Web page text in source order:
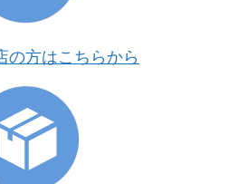
の方はこちらから